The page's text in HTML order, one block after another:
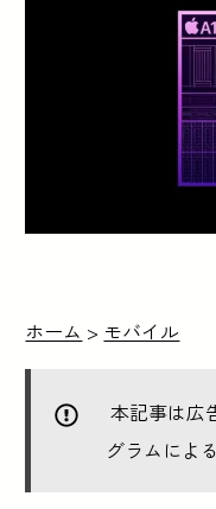
ホーム > モバイル
本記事は広
グラムによ